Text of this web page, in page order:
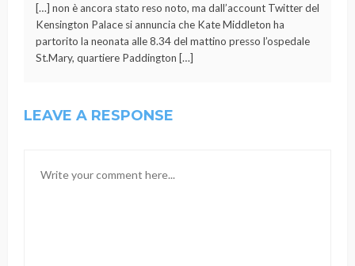
[…] non è ancora stato reso noto, ma dall’account Twitter del
Kensington Palace si annuncia che Kate Middleton ha
partorito la neonata alle 8.34 del mattino presso l’ospedale
St.Mary, quartiere Paddington […]
LEAVE A RESPONSE